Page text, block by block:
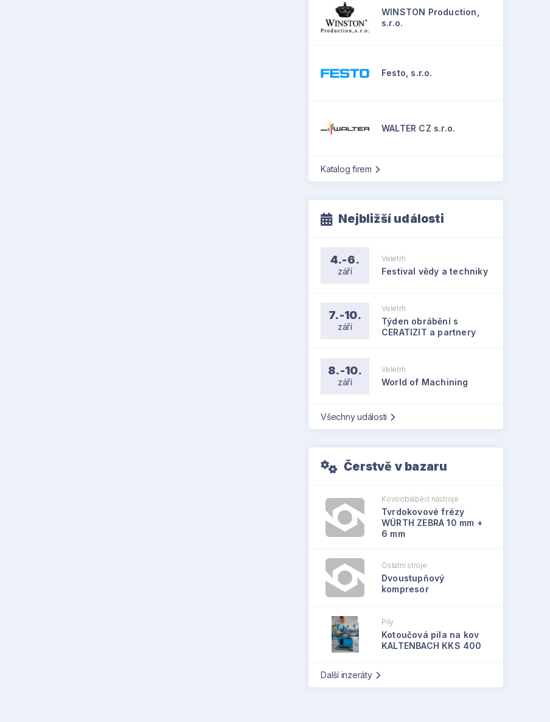
WINSTON Production,
s.r.o.
Festo, s.r.o.
WALTER CZ s.r.o.
Katalog firem
Nejbližší události
4.-6.
září
Veletrh
Festival vědy a techniky
7.-10.
září
Veletrh
Týden obrábění s
CERATIZIT a partnery
8.-10.
září
Veletrh
World of Machining
Všechny události
Čerstvě v bazaru
Kovoobráběcí nástroje
Tvrdokovové frézy
WÜRTH ZEBRA 10 mm +
6 mm
Ostatní stroje
Dvoustupňový
kompresor
Pily
Kotoučová pila na kov
KALTENBACH KKS 400
Další inzeráty